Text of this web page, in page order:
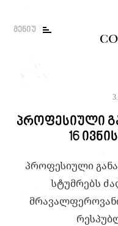
მენიუ
პროფესიული
16
პროფესიული
სტუმრებს
მოძებნეთ